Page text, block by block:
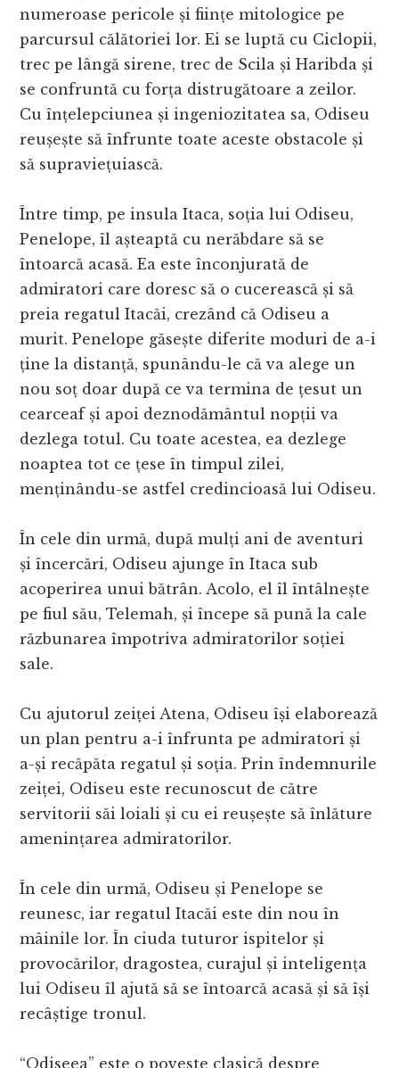
numeroase pericole și ființe mitologice pe
parcursul călătoriei lor. Ei se luptă cu Ciclopii,
trec pe lângă sirene, trec de Scila și Haribda și
se confruntă cu forța distrugătoare a zeilor.
Cu înțelepciunea și ingeniozitatea sa, Odiseu
reușește să înfrunte toate aceste obstacole și
să supraviețuiască.
Între timp, pe insula Itaca, soția lui Odiseu,
Penelope, îl așteaptă cu nerăbdare să se
întoarcă acasă. Ea este înconjurată de
admiratori care doresc să o cucerească și să
preia regatul Itacăi, crezând că Odiseu a
murit. Penelope găsește diferite moduri de a-i
ține la distanță, spunându-le că va alege un
nou soț doar după ce va termina de țesut un
cearceaf și apoi deznodământul nopții va
dezlega totul. Cu toate acestea, ea dezlege
noaptea tot ce țese în timpul zilei,
menținându-se astfel credincioasă lui Odiseu.
În cele din urmă, după mulți ani de aventuri
și încercări, Odiseu ajunge în Itaca sub
acoperirea unui bătrân. Acolo, el îl întâlnește
pe fiul său, Telemah, și începe să pună la cale
răzbunarea împotriva admiratorilor soției
sale.
Cu ajutorul zeiței Atena, Odiseu își elaborează
un plan pentru a-i înfrunta pe admiratori și
a-și recăpăta regatul și soția. Prin îndemnurile
zeiței, Odiseu este recunoscut de către
servitorii săi loiali și cu ei reușește să înlăture
amenințarea admiratorilor.
În cele din urmă, Odiseu și Penelope se
reunesc, iar regatul Itacăi este din nou în
mâinile lor. În ciuda tuturor ispitelor și
provocărilor, dragostea, curajul și inteligența
lui Odiseu îl ajută să se întoarcă acasă și să își
recâștige tronul.
“Odiseea” este o poveste clasică despre